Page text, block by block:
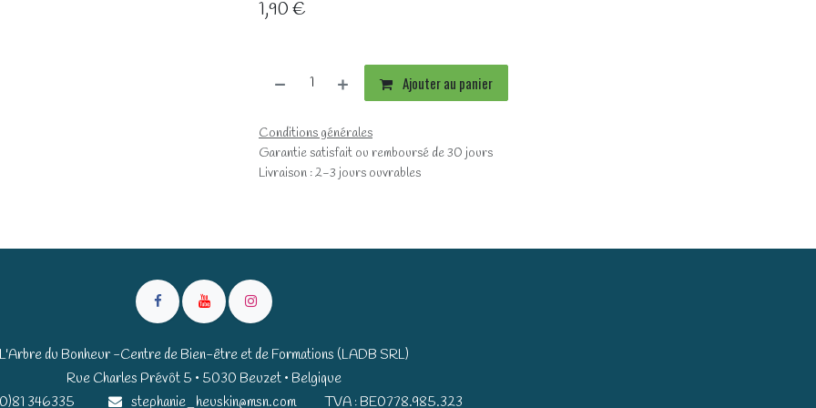
1,90€
Ajouter au panier
Conditions générales
Garantie satisfait ou remboursé de 30 jours
Livraison : 2-3 jours ouvrables
L'Arbre du Bonheur -Centre de Bien-être et de Formations (LADB SRL)
Rue Charles Prévôt 5 • 5030 Beuzet • Belgique​​
346335
stephanie_heuskin@msn.com TVA : BE0778.985.323